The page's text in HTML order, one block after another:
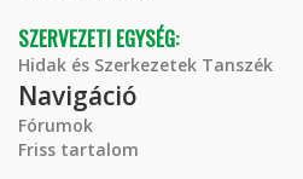
SZERVEZETI EGYSÉG:
Hidak és Szerkezetek Tanszék
Navigáció
Fórumok
Friss tartalom